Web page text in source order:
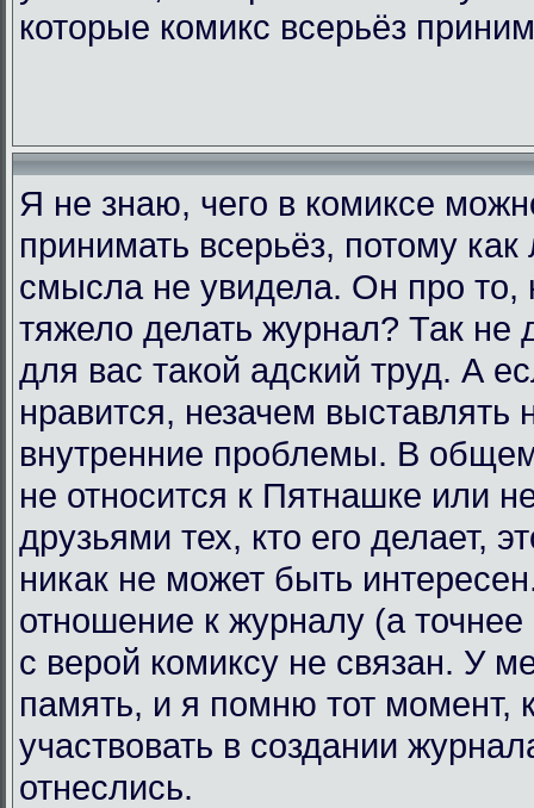
которые комикс всерьёз
Я не знаю, чего в комиксе
принимать всерьёз, потому
смысла не увидела. Он про то,
тяжело делать журнал? Так не
для вас такой адский труд. А
нравится, незачем выставлять
внутренние проблемы. В
не относится к Пятнашке или
друзьями тех, кто его делает,
никак не может быть
отношение к журналу (а точнее
с верой комиксу не связан. У
память, и я помню тот момент,
участвовать в создании
отнеслись.